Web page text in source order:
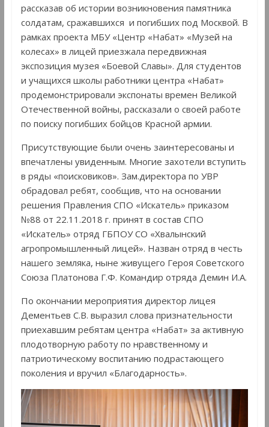
рассказав об истории возникновения памятника
солдатам, сражавшихся и погибших под Москвой. В
рамках проекта МБУ «Центр «Набат» «Музей на
колесах» в лицей приезжала передвижная
экспозиция музея «Боевой Славы». Для студентов
и учащихся школы работники центра «Набат»
продемонстрировали экспонаты времен Великой
Отечественной войны, рассказали о своей работе
по поиску погибших бойцов Красной армии.
Присутствующие были очень заинтересованы и
впечатлены увиденным. Многие захотели вступить
в ряды «поисковиков». Зам.директора по УВР
обрадовал ребят, сообщив, что на основании
решения Правления СПО «Искатель» приказом
№88 от 22.11.2018 г. принят в состав СПО
«Искатель» отряд ГБПОУ СО «Хвалынский
агропромышленный лицей». Назван отряд в честь
нашего земляка, ныне живущего Героя Советского
Союза Платонова Г.Ф. Командир отряда Демин И.А.
По окончании мероприятия директор лицея
Дементьев С.В. выразил слова признательности
приехавшим ребятам центра «Набат» за активную
плодотворную работу по нравственному и
патриотическому воспитанию подрастающего
поколения и вручил «Благодарность».